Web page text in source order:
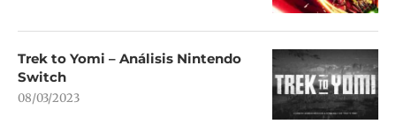
Trek to Yomi – Análisis Nintendo
Switch
08/03/2023